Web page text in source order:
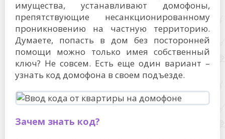
имущества, устанавливают домофоны,
препятствующие несанкционированному
проникновению на частную территорию.
Думаете, попасть в дом без посторонней
помощи можно только имея собственный
ключ? Не совсем. Есть еще один вариант –
узнать код домофона в своем подъезде.
Зачем знать код?